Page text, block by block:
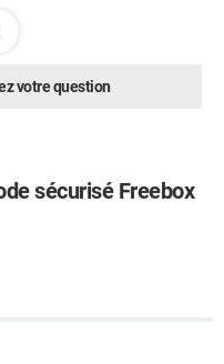
votre question
sécurisé Freebox